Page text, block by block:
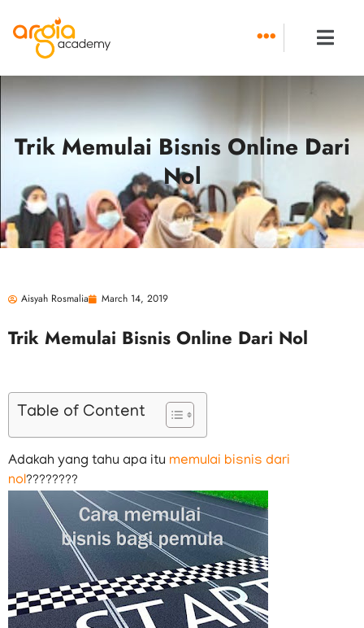
content
Trik Memulai Bisnis Online Dari
Nol
Aisyah Rosmalia March 14, 2019
Trik Memulai Bisnis Online Dari Nol
Table of Content
Adakah yang tahu apa itu memulai bisnis dari
nol????????